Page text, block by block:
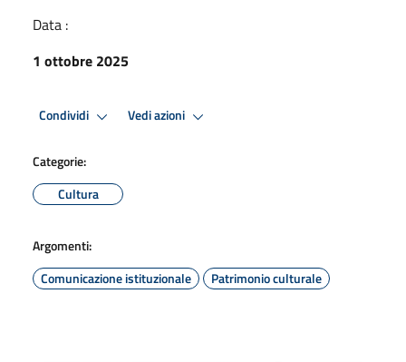
Data :
1 ottobre 2025
Condividi Vedi azioni
Categorie:
Cultura
Argomenti:
Comunicazione istituzionale
Patrimonio culturale